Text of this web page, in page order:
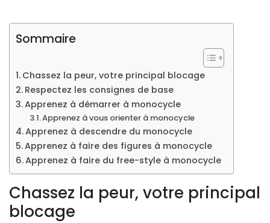
Sommaire
Chassez la peur, votre principal blocage
Respectez les consignes de base
Apprenez à démarrer à monocycle
Apprenez à vous orienter à monocycle
Apprenez à descendre du monocycle
Apprenez à faire des figures à monocycle
Apprenez à faire du free-style à monocycle
Chassez la peur, votre principal
blocage